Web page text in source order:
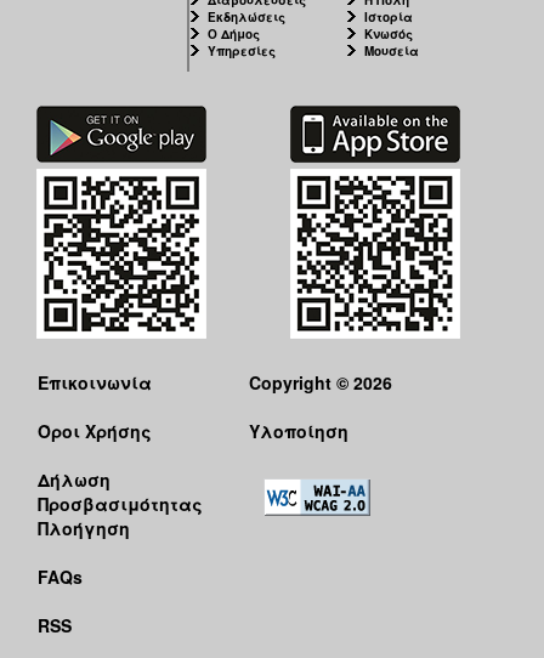
Εκδηλώσεις
Ο Δήμος
Υπηρεσίες
Ιστορία
Κνωσός
Μουσεία
Επικοινωνία
Όροι Χρήσης
Δήλωση
Προσβασιμότητας
Πλοήγηση
FAQs
RSS
Copyright © 2026
Υλοποίηση